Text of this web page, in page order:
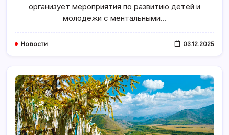
По
Развитию
Социально-
организует мероприятия по развитию детей и
молодежи с ментальными…
Новости 03.12.2025